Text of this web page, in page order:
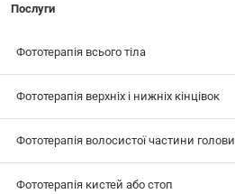
Послуги
Фототерапія всього тіла
Фототерапія верхніх і нижніх кінцівок
Фототерапія волосистої частини голови
Фототерапія кистей або стоп